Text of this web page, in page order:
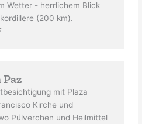
Wetter - herrlichem Blick
(200 km).
Paz
mit Plaza
Kirche und
Pülverchen und Heilmittel